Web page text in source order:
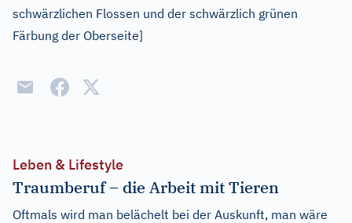
schwärzlichen Flossen und der schwärzlich grünen
Färbung der Oberseite]
Leben & Lifestyle
Traumberuf – die Arbeit mit Tieren
Oftmals wird man belächelt bei der Auskunft, man wäre